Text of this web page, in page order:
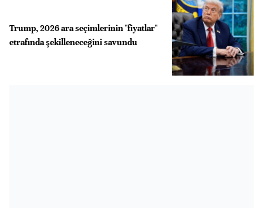
Trump, 2026 ara seçimlerinin "fiyatlar"
etrafında şekilleneceğini savundu